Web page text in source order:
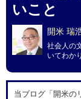
いこと
開米 瑞
社会人の
いてわか
当ブログ「開米の